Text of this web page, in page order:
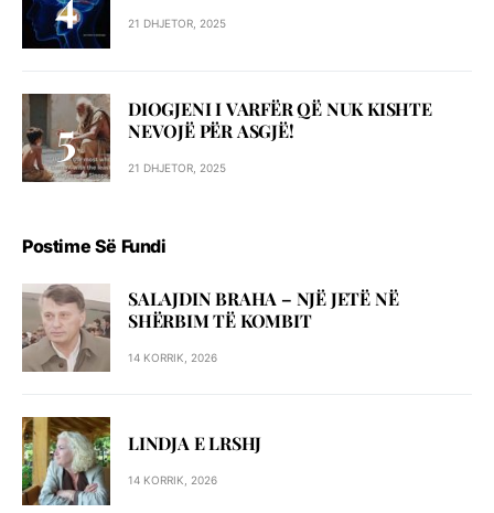
21 DHJETOR, 2025
DIOGJENI I VARFËR QË NUK KISHTE
NEVOJË PËR ASGJË!
21 DHJETOR, 2025
Postime Së Fundi
SALAJDIN BRAHA – NJЁ JETЁ NЁ
SHЁRBIM TЁ KOMBIT
14 KORRIK, 2026
LINDJA E LRSHJ
14 KORRIK, 2026